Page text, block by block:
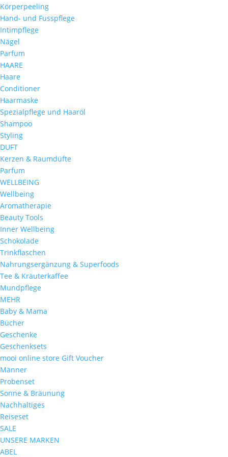
Körperpeeling
Hand- und Fusspflege
Intimpflege
Nägel
Parfum
HAARE
Haare
Conditioner
Haarmaske
Spezialpflege und Haaröl
Shampoo
Styling
DUFT
Kerzen & Raumdüfte
Parfum
WELLBEING
Wellbeing
Aromatherapie
Beauty Tools
Inner Wellbeing
Schokolade
Trinkflaschen
Nahrungsergänzung & Superfoods
Tee & Kräuterkaffee
Mundpflege
MEHR
Baby & Mama
Bücher
Geschenke
Geschenksets
mooi online store Gift Voucher
Männer
Probenset
Sonne & Bräunung
Nachhaltiges
Reiseset
SALE
UNSERE MARKEN
ABEL